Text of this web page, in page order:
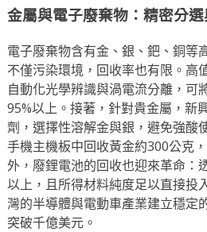
金屬與電子廢棄物：精密分
電子廢棄物含有金、銀、鈀、銅等
不僅污染環境，回收率也有限。高
自動化光學辨識與渦電流分離，可
95%以上。接著，針對貴金屬，新
劑，選擇性溶解金與銀，避免強酸
手機主機板中回收黃金約300公克
外，廢鋰電池的回收也迎來革命：
以上，且所得材料純度足以直接投
灣的半導體與電動車產業建立穩定
突破千億美元。